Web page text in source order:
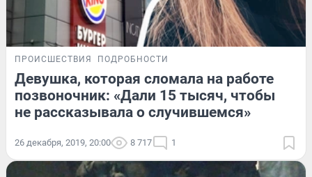
ПРОИСШЕСТВИЯ ПОДРОБНОСТИ
Девушка, которая сломала на работе
позвоночник: «Дали 15 тысяч, чтобы
не рассказывала о случившемся»
26 декабря, 2019, 20:00 8 717 1